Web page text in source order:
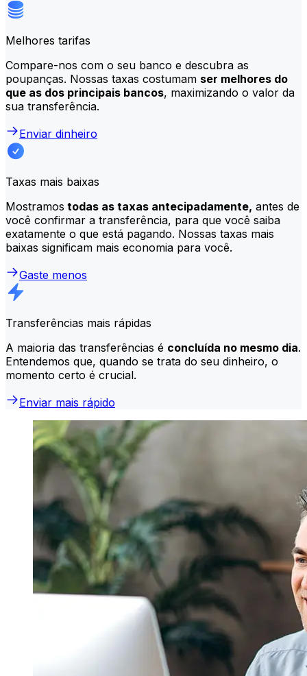
Melhores tarifas
Compare-nos com o seu banco e descubra as
poupanças. Nossas taxas costumam ser melhores do
que as dos principais bancos, maximizando o valor da
sua transferência.
Enviar dinheiro
Taxas mais baixas
Mostramos todas as taxas antecipadamente, antes de
você confirmar a transferência, para que você saiba
exatamente o que está pagando. Nossas taxas mais
baixas significam mais economia para você.
Gaste menos
Transferências mais rápidas
A maioria das transferências é concluída no mesmo dia.
Entendemos que, quando se trata do seu dinheiro, o
momento certo é crucial.
Enviar mais rápido